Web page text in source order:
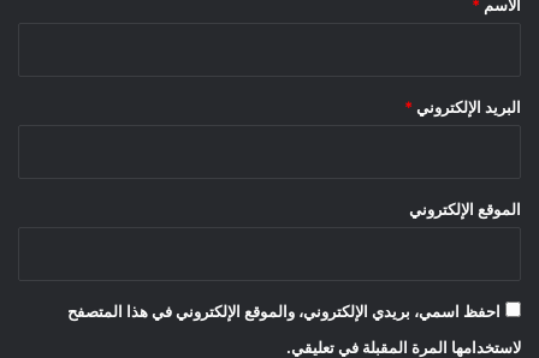
الاسم *
البريد الإلكتروني *
الموقع الإلكتروني
احفظ اسمي، بريدي الإلكتروني، والموقع الإلكتروني في هذا المتصفح
لاستخدامها المرة المقبلة في تعليقي.